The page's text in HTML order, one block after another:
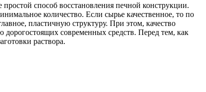
способ восстановления печной конструкции.
количество. Если сырье качественное, то по
пластичную структуру. При этом, качество
современных средств. Перед тем, как
раствора.